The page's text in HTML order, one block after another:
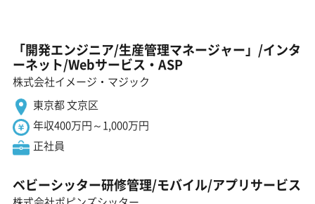
「開発エンジニア/生産管理マネージャー」/インタ
ーネット/Webサービス・ASP
株式会社イメージ・マジック
東京都 文京区
年収400万円～1,000万円
正社員
ベビーシッター研修管理/モバイル/アプリサービス